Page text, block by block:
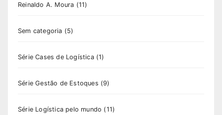
Reinaldo A. Moura (11)
Sem categoria (5)
Série Cases de Logística(1)
Série Gestão de Estoques (9)
Série Logística pelo mundo (11)